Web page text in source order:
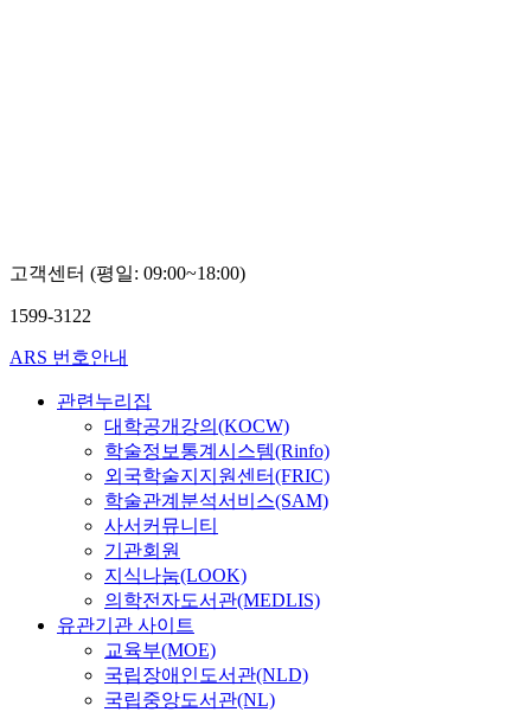
고객센터 (평일: 09:00~18:00)
1599-3122
ARS 번호안내
관련누리집
대학공개강의(KOCW)
학술정보통계시스템(Rinfo)
외국학술지지원센터(FRIC)
학술관계분석서비스(SAM)
사서커뮤니티
기관회원
지식나눔(LOOK)
의학전자도서관(MEDLIS)
유관기관 사이트
교육부(MOE)
국립장애인도서관(NLD)
국립중앙도서관(NL)